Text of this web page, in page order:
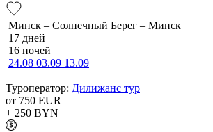
Минск – Солнечный Берег – Минск
17 дней
16 ночей
24.08 03.09 13.09
Туроператор: Дилижанс тур
от 750 EUR
+ 250 BYN